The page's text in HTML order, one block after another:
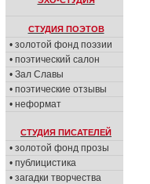
СТУДИЯ ПОЭТОВ
• золотой фонд поэзии
• поэтический салон
• Зал Славы
• поэтические отзывы
• неформат
СТУДИЯ ПИСАТЕЛЕЙ
• золотой фонд прозы
• публицистика
• загадки творчества